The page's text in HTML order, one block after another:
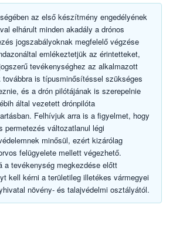
az első készítmény engedélyének
elhárult minden akadály a drónos
jogszabályoknak megfelelő végzése
emlékeztetjük az érintetteket,
tevékenységhez az alkalmazott
továbbra is típusminősítéssel szükséges
és a drón pilótájának is szerepelnie
által vezetett drónpilóta
Felhívjuk arra is a figyelmet, hogy
permetezés változatlanul légi
minősül, ezért kizárólag
felügyelete mellett végezhető.
a tevékenység megkezdése előtt
kell kérni a területileg illetékes vármegyei
növény- és talajvédelmi osztályától.